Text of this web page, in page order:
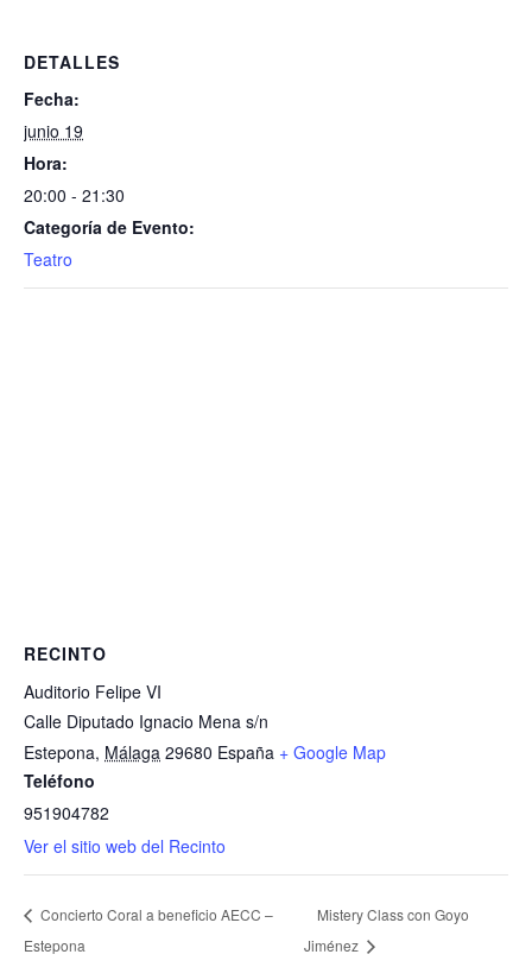
DETALLES
Fecha:
junio 19
Hora:
20:00 - 21:30
Categoría de Evento:
Teatro
RECINTO
Auditorio Felipe VI
Calle Diputado Ignacio Mena s/n
Estepona, Málaga 29680 España + Google Map
Teléfono
951904782
Ver el sitio web del Recinto
Concierto Coral a beneficio AECC –
Estepona
Mistery Class con Goyo
Jiménez